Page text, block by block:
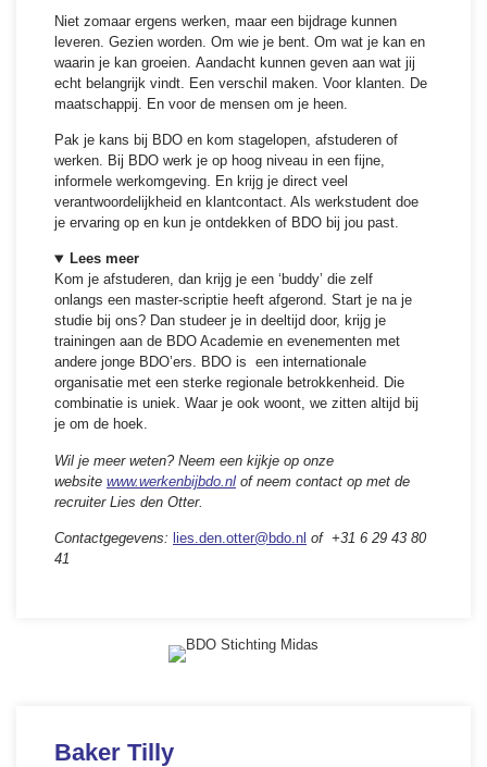
Niet zomaar ergens werken, maar een bijdrage kunnen
leveren. Gezien worden. Om wie je bent. Om wat je kan en
waarin je kan groeien. Aandacht kunnen geven aan wat jij
echt belangrijk vindt. Een verschil maken. Voor klanten. De
maatschappij. En voor de mensen om je heen.
Pak je kans bij BDO en kom stagelopen, afstuderen of
werken. Bij BDO werk je op hoog niveau in een fijne,
informele werkomgeving. En krijg je direct veel
verantwoordelijkheid en klantcontact. Als werkstudent doe
je ervaring op en kun je ontdekken of BDO bij jou past.
Lees meer
Kom je afstuderen, dan krijg je een ‘buddy’ die zelf
onlangs een master-scriptie heeft afgerond. Start je na je
studie bij ons? Dan studeer je in deeltijd door, krijg je
trainingen aan de BDO Academie en evenementen met
andere jonge BDO’ers. BDO is een internationale
organisatie met een sterke regionale betrokkenheid. Die
combinatie is uniek. Waar je ook woont, we zitten altijd bij
je om de hoek.
Wil je meer weten? Neem een kijkje op onze
website www.werkenbijbdo.nl of neem contact op met de
recruiter Lies den Otter.
Contactgegevens: lies.den.otter@bdo.nl of +31 6 29 43 80
41
Baker Tilly